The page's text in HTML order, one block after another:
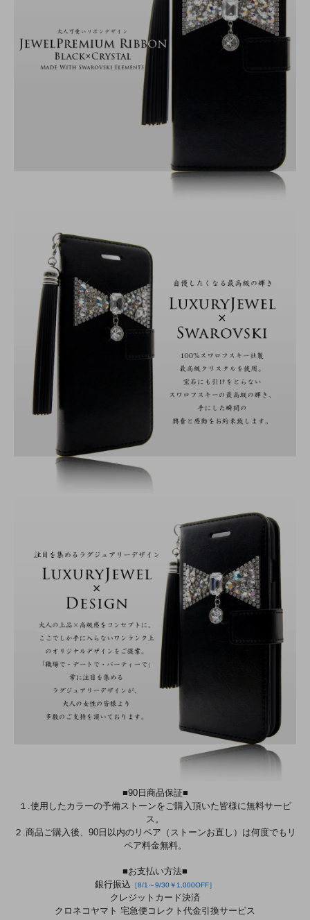
■90日商品保証■
１.使用したカラーの予備ストーンをご購入頂いた皆様に無料サービ
ス。
２.商品ご購入後、90日以内のリペア（ストーンお直し）は何度でもリ
ペア料金無料。
■お支払い方法■
銀行振込 ［8/1～9/30￥1,000OFF］
クレジットカード決済
クロネコヤマト 宅急便コレクト代金引換サービス